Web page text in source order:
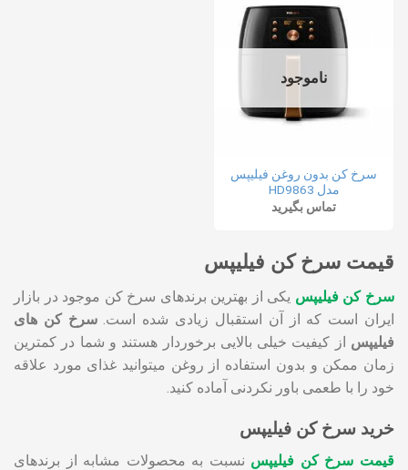
ناموجود
سرخ کن بدون روغن فیلیپس
مدل HD9863
تماس بگیرید
قیمت سرخ کن فیلیپس
سرخ کن فیلیپس یکی از بهترین برندهای سرخ کن موجود در بازار
ایران است که از آن استقبال زیادی شده است.سرخ کن های
فیلیپس از کیفیت خیلی بالایی برخوردار هستند و شما در کمترین
زمان ممکن و بدون استفاده از روغن میتوانید غذای مورد علاقه
خود را با طعمی باور نکردنی آماده کنید.
خرید سرخ کن فیلیپس
قیمت سرخ کن فیلیپس نسبت به محصولات مشابه از برندهای